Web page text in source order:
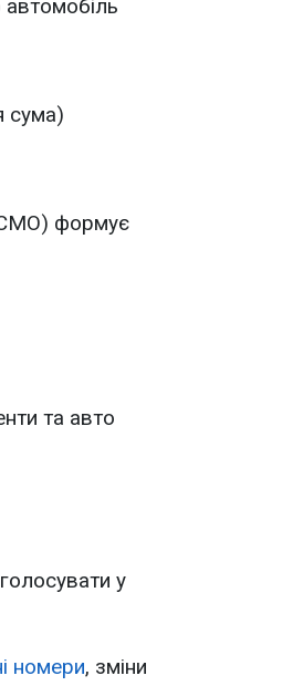
сума)
формує
та авто
у
номери, зміни